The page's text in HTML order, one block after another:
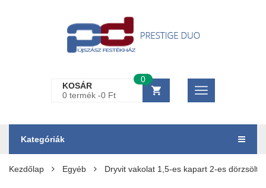
KOSÁR
0 termék -0 Ft
0
Kategóriák
Kezdőlap Egyéb Dryvit vakolat 1,5-es kapart 2-es dörzsölt